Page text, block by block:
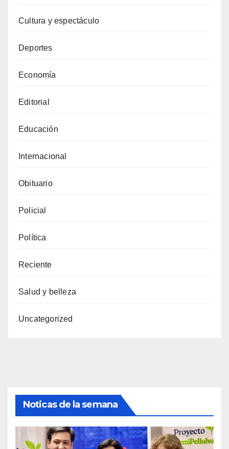
Cultura y espectáculo
Deportes
Economía
Editorial
Educación
Internacional
Obituario
Policial
Política
Reciente
Salud y belleza
Uncategorized
Noticas de la semana